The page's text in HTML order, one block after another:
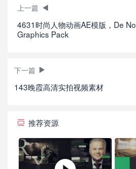
上一篇
4631时尚人物动画AE模版，De
Graphics Pack
下一篇
143晚霞高清实拍视频素材
推荐资源